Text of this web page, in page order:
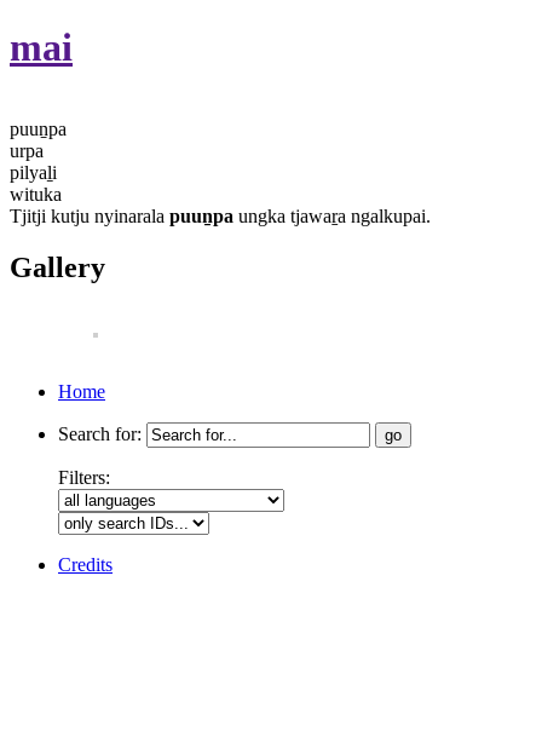
mai
puuṉpa
urpa
pilyaḻi
wituka
Tjitji kutju nyinarala puuṉpa ungka tjawaṟa ngalkupai.
Gallery
Home
Search for:
Filters:
Credits